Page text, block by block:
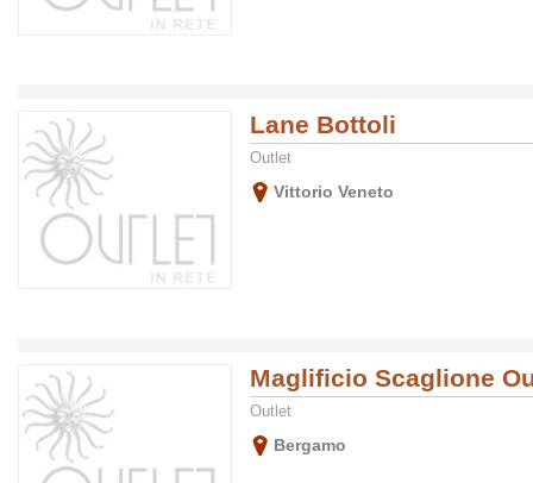
Lane Bottoli
Outlet
Vittorio Veneto
Maglificio Scaglione
Outlet
Bergamo